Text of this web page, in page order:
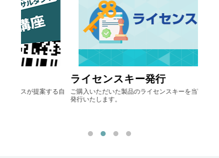
ライセンスキー発行
ご購入いただいた製品のライセンスキーを当WEBサイト上で
発行いたします。